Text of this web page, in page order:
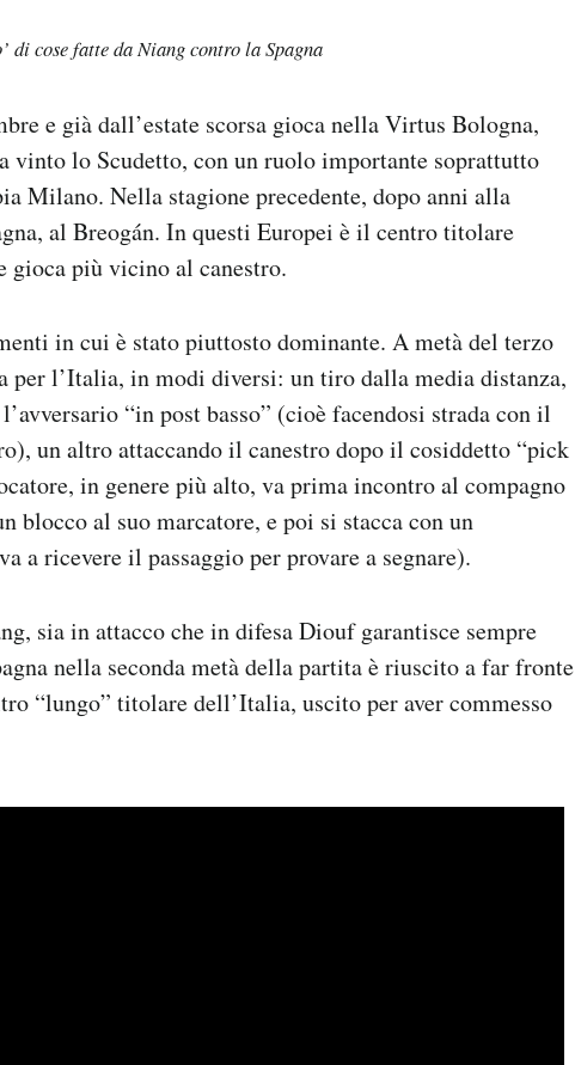
di cose fatte da Niang contro la Spagna
e già dall’estate scorsa gioca nella Virtus Bologna,
vinto lo Scudetto, con un ruolo importante soprattutto
Milano. Nella stagione precedente, dopo anni alla
al Breogán. In questi Europei è il centro titolare
più vicino al canestro.
in cui è stato piuttosto dominante. A metà del terzo
per l’Italia, in modi diversi: un tiro dalla media distanza,
“in post basso” (cioè facendosi strada con il
un altro attaccando il canestro dopo il cosiddetto “pick
in genere più alto, va prima incontro al compagno
blocco al suo marcatore, e poi si stacca con un
a ricevere il passaggio per provare a segnare).
sia in attacco che in difesa Diouf garantisce sempre
nella seconda metà della partita è riuscito a far fronte
“lungo” titolare dell’Italia, uscito per aver commesso